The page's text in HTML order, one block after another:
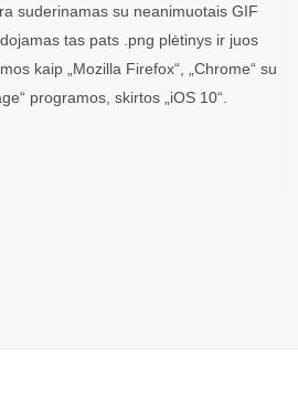
suderinamas su neanimuotais GIF
tas pats .png plėtinys ir juos
kaip „Mozilla Firefox“, „Chrome“ su
programos, skirtos „iOS 10“.